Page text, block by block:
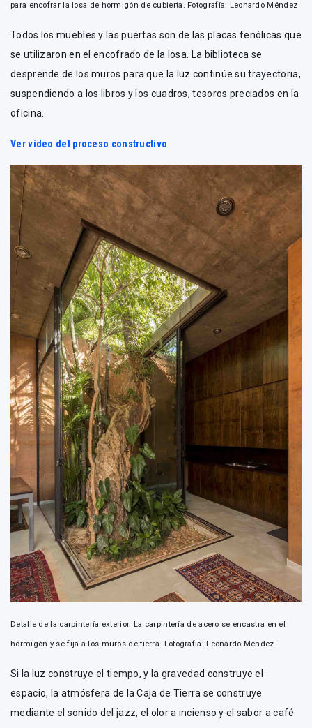
para encofrar la losa de hormigón de cubierta. Fotografía: Leonardo Méndez
Todos los muebles y las puertas son de las placas fenólicas que
se utilizaron en el encofrado de la losa. La biblioteca se
desprende de los muros para que la luz continúe su trayectoria,
suspendiendo a los libros y los cuadros, tesoros preciados en la
oficina.
Ver vídeo del proceso constructivo
Detalle de la carpintería exterior. La carpintería de acero se encastra en el
hormigón y se fija a los muros de tierra. Fotografía: Leonardo Méndez
Si la luz construye el tiempo, y la gravedad construye el
espacio, la atmósfera de la Caja de Tierra se construye
mediante el sonido del jazz, el olor a incienso y el sabor a café